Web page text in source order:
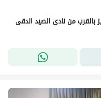
من نادى الصيد الدقى